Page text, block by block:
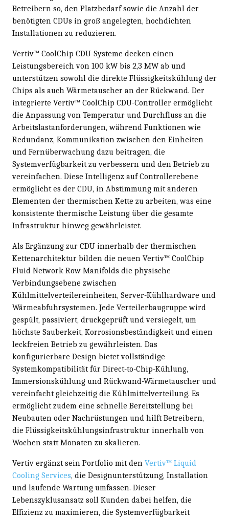
Betreibern so, den Platzbedarf sowie die Anzahl der
benötigten CDUs in groß angelegten, hochdichten
Installationen zu reduzieren.
Vertiv™ CoolChip CDU-Systeme decken einen
Leistungsbereich von 100 kW bis 2,3 MW ab und
unterstützen sowohl die direkte Flüssigkeitskühlung der
Chips als auch Wärmetauscher an der Rückwand. Der
integrierte Vertiv™ CoolChip CDU-Controller ermöglicht
die Anpassung von Temperatur und Durchfluss an die
Arbeitslastanforderungen, während Funktionen wie
Redundanz, Kommunikation zwischen den Einheiten
und Fernüberwachung dazu beitragen, die
Systemverfügbarkeit zu verbessern und den Betrieb zu
vereinfachen. Diese Intelligenz auf Controllerebene
ermöglicht es der CDU, in Abstimmung mit anderen
Elementen der thermischen Kette zu arbeiten, was eine
konsistente thermische Leistung über die gesamte
Infrastruktur hinweg gewährleistet.
Als Ergänzung zur CDU innerhalb der thermischen
Kettenarchitektur bilden die neuen Vertiv™ CoolChip
Fluid Network Row Manifolds die physische
Verbindungsebene zwischen
Kühlmittelverteilereinheiten, Server-Kühlhardware und
Wärmeabfuhrsystemen. Jede Verteilerbaugruppe wird
gespült, passiviert, druckgeprüft und versiegelt, um
höchste Sauberkeit, Korrosionsbeständigkeit und einen
leckfreien Betrieb zu gewährleisten. Das
konfigurierbare Design bietet vollständige
Systemkompatibilität für Direct-to-Chip-Kühlung,
Immersionskühlung und Rückwand-Wärmetauscher und
vereinfacht gleichzeitig die Kühlmittelverteilung. Es
ermöglicht zudem eine schnelle Bereitstellung bei
Neubauten oder Nachrüstungen und hilft Betreibern,
die Flüssigkeitskühlungsinfrastruktur innerhalb von
Wochen statt Monaten zu skalieren.
Vertiv ergänzt sein Portfolio mit den Vertiv™ Liquid
Cooling Services, die Designunterstützung, Installation
und laufende Wartung umfassen. Dieser
Lebenszyklusansatz soll Kunden dabei helfen, die
Effizienz zu maximieren, die Systemverfügbarkeit